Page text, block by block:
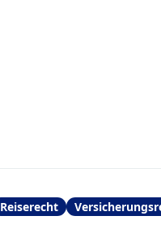
Reiserecht